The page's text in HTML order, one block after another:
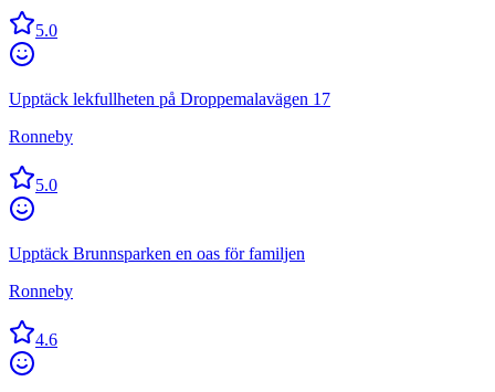
5.0
Upptäck lekfullheten på Droppemalavägen 17
Ronneby
5.0
Upptäck Brunnsparken en oas för familjen
Ronneby
4.6